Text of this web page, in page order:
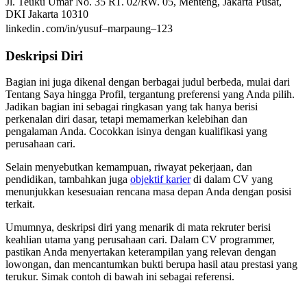
DKI Jakarta 10310
linkedin․com/in/yusuf–marpaung–123
Deskripsi Diri
Bagian ini juga dikenal dengan berbagai judul berbeda, mulai dari
Tentang Saya hingga Profil, tergantung preferensi yang Anda pilih.
Jadikan bagian ini sebagai ringkasan yang tak hanya berisi
perkenalan diri dasar, tetapi memamerkan kelebihan dan
pengalaman Anda. Cocokkan isinya dengan kualifikasi yang
perusahaan cari.
Selain menyebutkan kemampuan, riwayat pekerjaan, dan
pendidikan, tambahkan juga objektif karierdi dalam CV yang
menunjukkan kesesuaian rencana masa depan Anda dengan posisi
terkait.
Umumnya, deskripsi diri yang menarik di mata rekruter berisi
keahlian utama yang perusahaan cari. Dalam CV programmer,
pastikan Anda menyertakan keterampilan yang relevan dengan
lowongan, dan mencantumkan bukti berupa hasil atau prestasi yang
terukur. Simak contoh di bawah ini sebagai referensi.